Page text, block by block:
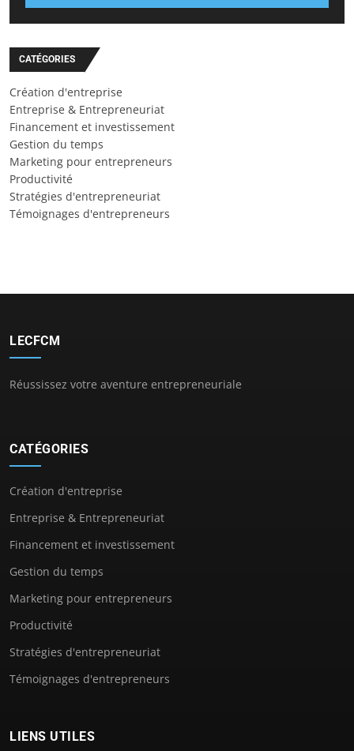
CATÉGORIES
Création d'entreprise
Entreprise & Entrepreneuriat
Financement et investissement
Gestion du temps
Marketing pour entrepreneurs
Productivité
Stratégies d'entrepreneuriat
Témoignages d'entrepreneurs
LECFCM
Réussissez votre aventure entrepreneuriale
CATÉGORIES
Création d'entreprise
Entreprise & Entrepreneuriat
Financement et investissement
Gestion du temps
Marketing pour entrepreneurs
Productivité
Stratégies d'entrepreneuriat
Témoignages d'entrepreneurs
LIENS UTILES